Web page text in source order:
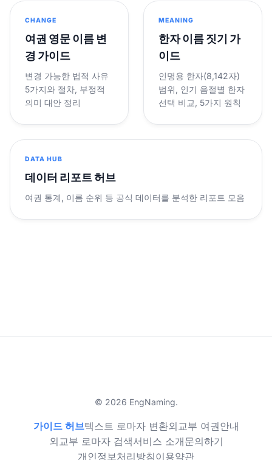
CHANGE
여권 영문 이름 변
경 가이드
변경 가능한 법적 사유
5가지와 절차, 부정적
의미 대안 정리
MEANING
한자 이름 짓기 가
이드
인명용 한자(8,142자)
범위, 인기 음절별 한자
선택 비교, 5가지 원칙
DATA HUB
데이터 리포트 허브
여권 통계, 이름 순위 등 공식 데이터를 분석한 리포트 모음
© 2026 EngNaming.
가이드 허브텍스트 로마자 변환외교부 여권안내
외교부 로마자 검색서비스 소개문의하기
개인정보처리방침이용약관